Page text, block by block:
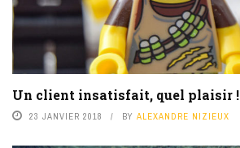
Un client insatisfait, quel plaisir !
23 JANVIER 2018 BY ALEXANDRE NIZIEUX